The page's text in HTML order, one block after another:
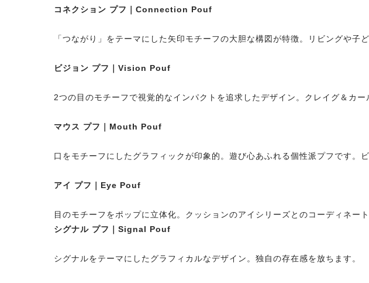
コネクション プフ｜Connection Pouf
「つながり」をテーマにした矢印モチーフの大胆な構図が特徴。リビングや子
ビジョン プフ｜Vision Pouf
2つの目のモチーフで視覚的なインパクトを追求したデザイン。クレイグ＆カー
マウス プフ｜Mouth Pouf
口をモチーフにしたグラフィックが印象的。遊び心あふれる個性派プフです。
アイ プフ｜Eye Pouf
目のモチーフをポップに立体化。クッションのアイシリーズとのコーディネー
シグナル プフ｜Signal Pouf
シグナルをテーマにしたグラフィカルなデザイン。独自の存在感を放ちます。